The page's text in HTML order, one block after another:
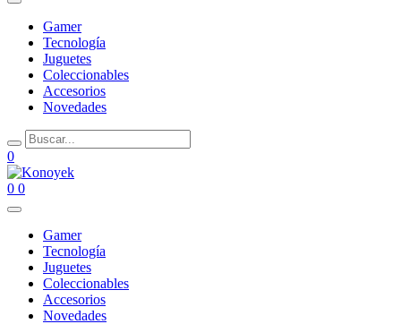
Gamer
Tecnología
Juguetes
Coleccionables
Accesorios
Novedades
0
0 0
Gamer
Tecnología
Juguetes
Coleccionables
Accesorios
Novedades